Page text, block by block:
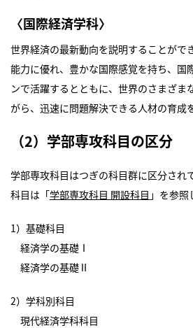
〈国際経済学科〉
世界経済の最新動向を説明することがで
能力に優れ、豊かな国際感覚を持ち、国
ンで活躍するとともに、世界のさまざま
がら、迅速に問題解決できる人材の育成
（2）学部専攻科目の区分
学部専攻科目はつぎの科目群に区分され
科目は「学部専攻科目 開設科目 」を参照
1）基礎科目
経済学の基礎Ⅰ
経済学の基礎Ⅱ
2）学科別科目
現代経済学科科目